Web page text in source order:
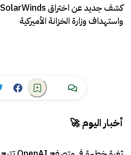
كشف جديد عن اختراق SolarWinds
واستهداف وزارة الخزانة الأميركية
أخبار اليوم 🚀